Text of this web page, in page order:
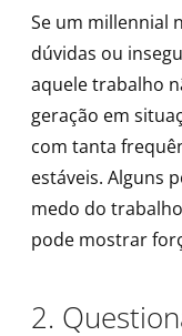
Se um millennial
dúvidas ou
aquele trabalho
geração em
com tanta
estáveis. Alguns
medo do
pode mostrar
2.